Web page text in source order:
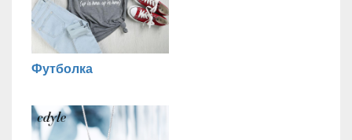
Футболка